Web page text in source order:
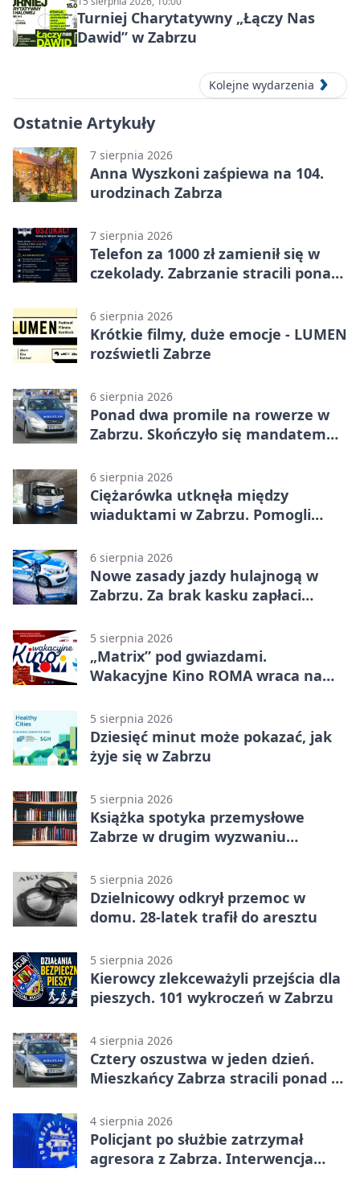
Turniej Charytatywny „Łączy Nas
Dawid” w Zabrzu
Kolejne wydarzenia
Ostatnie Artykuły
7 sierpnia 2026
Anna Wyszkoni zaśpiewa na 104.
urodzinach Zabrza
7 sierpnia 2026
Telefon za 1000 zł zamienił się w
czekolady. Zabrzanie stracili ponad
6 sierpnia 2026
Krótkie filmy, duże emocje - LUMEN
rozświetli Zabrze
6 sierpnia 2026
Ponad dwa promile na rowerze w
Zabrzu. Skończyło się mandatem
6 sierpnia 2026
Ciężarówka utknęła między
wiaduktami w Zabrzu. Pomogli
6 sierpnia 2026
Nowe zasady jazdy hulajnogą w
Zabrzu. Za brak kasku zapłaci
5 sierpnia 2026
„Matrix” pod gwiazdami.
Wakacyjne Kino ROMA wraca na
5 sierpnia 2026
Dziesięć minut może pokazać, jak
żyje się w Zabrzu
5 sierpnia 2026
Książka spotyka przemysłowe
Zabrze w drugim wyzwaniu
5 sierpnia 2026
Dzielnicowy odkrył przemoc w
domu. 28-latek trafił do aresztu
5 sierpnia 2026
Kierowcy zlekceważyli przejścia dla
pieszych. 101 wykroczeń w Zabrzu
4 sierpnia 2026
Cztery oszustwa w jeden dzień.
Mieszkańcy Zabrza stracili ponad 6
4 sierpnia 2026
Policjant po służbie zatrzymał
agresora z Zabrza. Interwencja